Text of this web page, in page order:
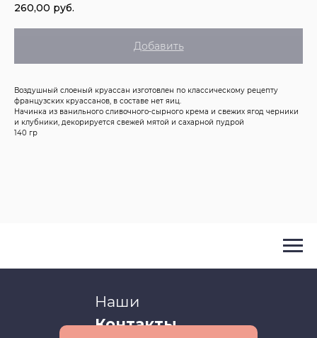
260,00 руб.
Добавить
Воздушный слоеный круассан изготовлен по классическому рецепту
французских круассанов, в составе нет яиц.
Начинка из ванильного сливочного-сырного крема и свежих ягод черники
и клубники, декорируется свежей мятой и сахарной пудрой
140 гр
Наши
Контакты